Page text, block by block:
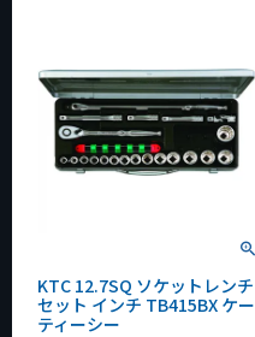
KTC 12.7SQ ソケットレンチ
セット インチ TB415BX ケー
ティーシー